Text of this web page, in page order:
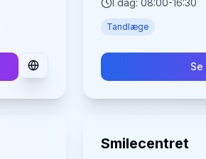
I dag: 08:00-16:30
Tandlæge
Smilecentret